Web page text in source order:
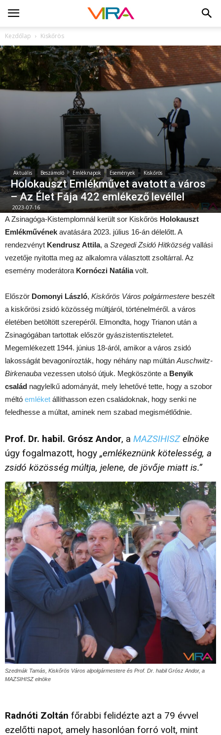
Kezdőlap Kiskőrös
Aktuális Beszámoló Emléknapok Események Kiskőrös
Holokauszt Emlékművet avatott a város
– Az Élet Fája 422 emlékező levéllel
2023-07-16
A Zsinagóga-Kistemplomnál került sor Kiskőrös Holokauszt
Emlékművének avatására 2023. július 16-án délelőtt. A
rendezvényt Kendrusz Attila, a Szegedi Zsidó Hitközség vallási
vezetője nyitotta meg az alkalomra választott zsoltárral. Az
esemény moderátora Kornóczi Natáliavolt.
Először Domonyi László, Kiskőrös Város polgármestere beszélt
a kiskőrösi zsidó közösség múltjáról, történelméről. a város
életében betöltött szerepéről. Elmondta, hogy Trianon után a
Zsinagógában tartottak először gyászistentiszteletet.
Megemlékezett 1944. június 18-áról, amikor a város zsidó
lakosságát bevagonírozták, hogy néhány nap múltán Auschwitz-
Birkenauba vezessen utolsó útjuk. Megköszönte a Benyik
család nagylelkű adományát, mely lehetővé tette, hogy a szobor
méltó emléket állíthasson ezen családoknak, hogy senki ne
feledhesse a múltat, aminek nem szabad megismétlődnie.
Prof. Dr. habil. Grósz Andor, a MAZSIHISZelnöke
úgy fogalmazott, hogy „emlékeznünk kötelesség, a
zsidó közösség múltja, jelene, de jövője miatt is.”
Szedmák Tamás, Kiskőrös Város alpolgármestere és Prof. Dr. habil Grósz Andor, a
MAZSIHISZ elnöke
Radnóti Zoltán főrabbi felidézte azt a 79 évvel
ezelőtti napot, amely hasonlóan forró volt, mint